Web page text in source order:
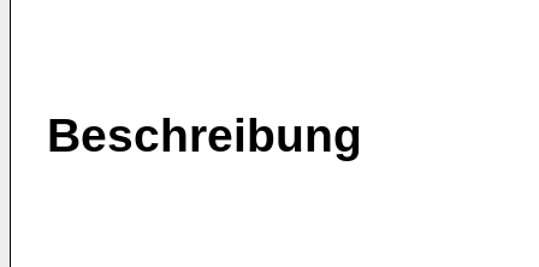
Beschreibung